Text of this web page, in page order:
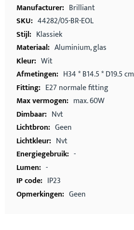
Meer
informatie
Brilliant
44282/05-BR-EOL
Klassiek
Aluminium, glas
Wit
H34 * B14.5 * D19.5 cm
E27 normale fitting
max. 60W
Nvt
Geen
Nvt
-
-
IP23
Geen